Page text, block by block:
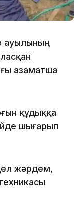
ауылының
азаматша
құдыққа
шығарып
жәрдем,